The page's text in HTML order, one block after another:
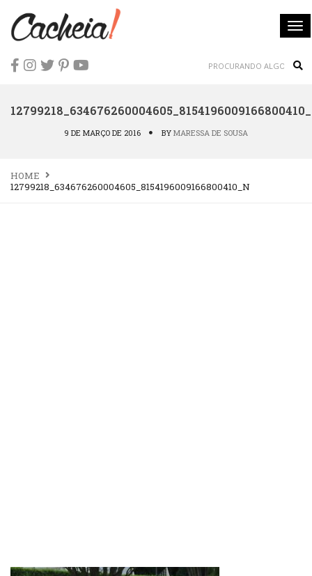
9 DE MARÇO DE 2016 BY MARESSA DE SOUSA
HOME
12799218_634676260004605_8154196009166800410_N